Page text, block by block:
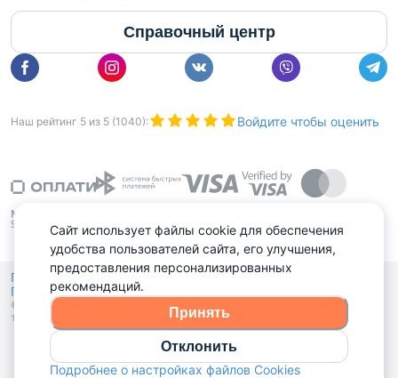
Справочный центр
Наш рейтинг 5 из 5 (1040): Войдите чтобы оценить
Политика конфиденциальности,
Политика обработки файлов куки
© 2015 - 2026, Domovita.by. Копирование материалов допускается
только при наличии активной ссылки.
Сайт использует файлы cookie для обеспечения
удобства пользователей сайта, его улучшения,
предоставления персонализированных
рекомендаций.
Принять
Отклонить
Подробнее о настройках файлов Cookies